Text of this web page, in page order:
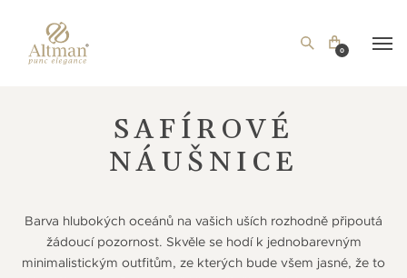
0
SAFÍROVÉ
NÁUŠNICE
Barva hlubokých oceánů na vašich uších rozhodně připoutá
žádoucí pozornost. Skvěle se hodí k jednobarevným
minimalistickým outfitům, ze kterých bude všem jasné, že to